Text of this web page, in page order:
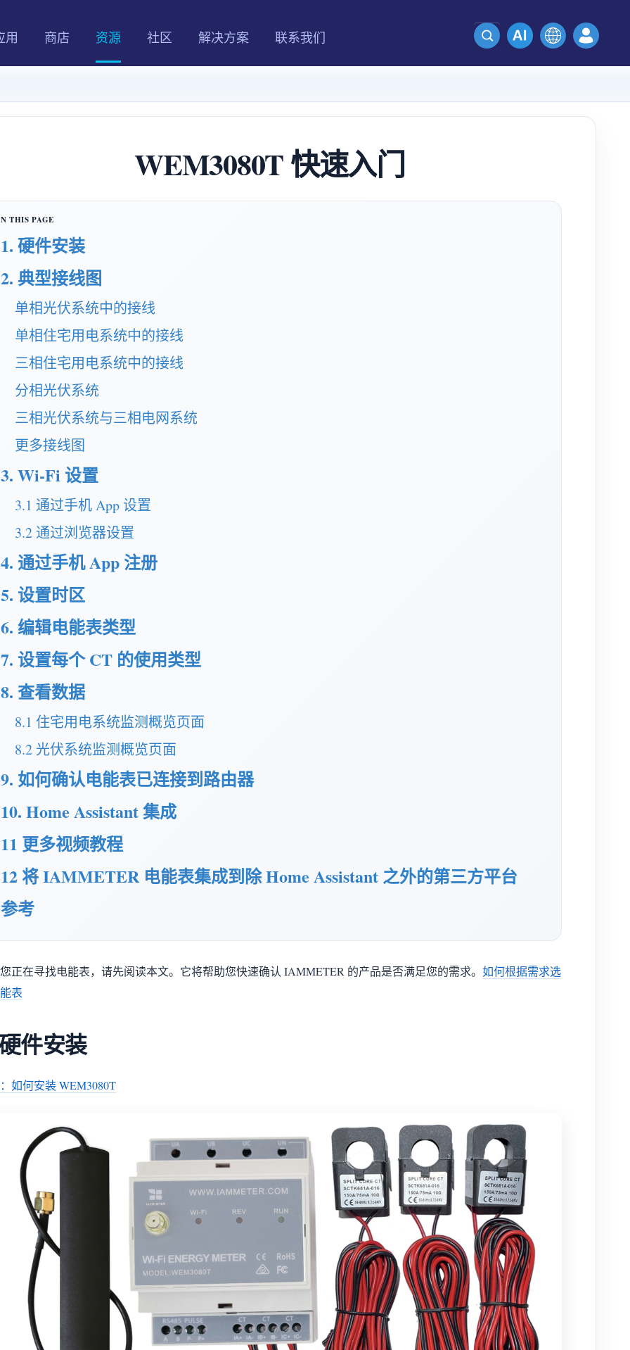
用 商店 资源 社区 解决方案 联系我们
WEM3080T 快速入门
1. 硬件安装
2. 典型接线图
单相光伏系统中的接线
单相住宅用电系统中的接线
三相住宅用电系统中的接线
分相光伏系统
三相光伏系统与三相电网系统
更多接线图
3. Wi-Fi 设置
3.1 通过手机 App 设置
3.2 通过浏览器设置
4. 通过手机 App 注册
5. 设置时区
6. 编辑电能表类型
7. 设置每个 CT 的使用类型
8. 查看数据
8.1 住宅用电系统监测概览页面
8.2 光伏系统监测概览页面
9. 如何确认电能表已连接到路由器
10. Home Assistant 集成
11 更多视频教程
12 将 IAMMETER 电能表集成到除 Home Assistant 之外的第三方平台
参考
正在寻找电能表，请先阅读本文。它将帮助您快速确认 IAMMETER 的产品是否满足您的需求。 如何根据需求选
表
件安装
如何安装 WEM3080T